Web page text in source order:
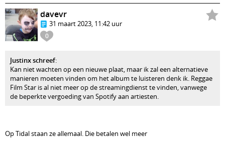
0
davevr
31 maart 2023, 11:42 uur
Justinx schreef:
Kan niet wachten op een nieuwe plaat, maar ik zal een alternatieve
manieren moeten vinden om het album te luisteren denk ik. Reggae
Film Star is al niet meer op de streamingdienst te vinden, vanwege
de beperkte vergoeding van Spotify aan artiesten.
Op Tidal staan ze allemaal. Die betalen wel meer